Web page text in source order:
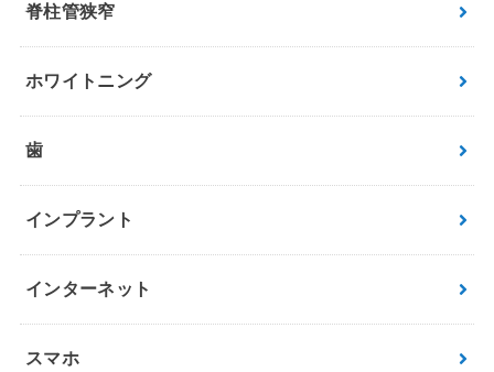
脊柱管狭窄
ホワイトニング
歯
インプラント
インターネット
スマホ